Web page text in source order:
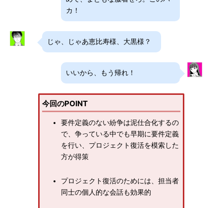
カ！
じゃ、じゃあ恵比寿様、大黒様？
いいから、もう帰れ！
今回のPOINT
要件定義のない紛争は泥仕合化するの
で、争っている中でも早期に要件定義
を行い、プロジェクト復活を模索した
方が得策
プロジェクト復活のためには、担当者
同士の個人的な会話も効果的